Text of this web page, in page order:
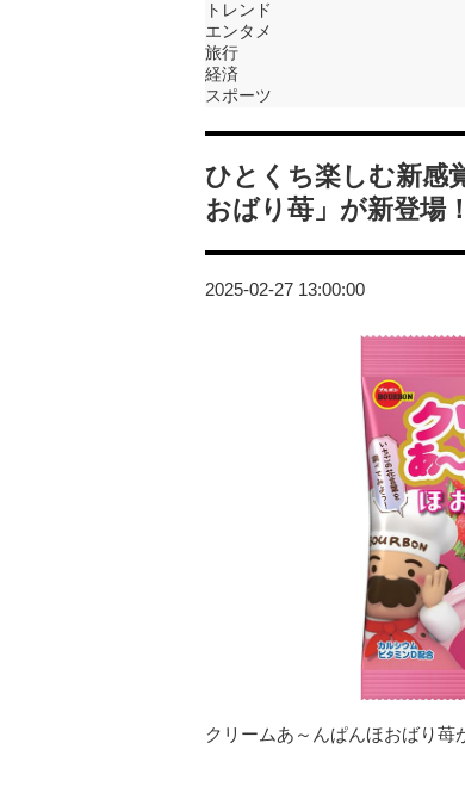
トレンド
エンタメ
旅行
経済
スポーツ
ひとくち楽しむ新感
おばり苺」が新登場！
2025-02-27 13:00:00
クリームあ～んぱんほおばり苺